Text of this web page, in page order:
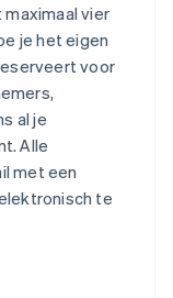
vier
je het eigen
voor
al je
Alle
met een
te